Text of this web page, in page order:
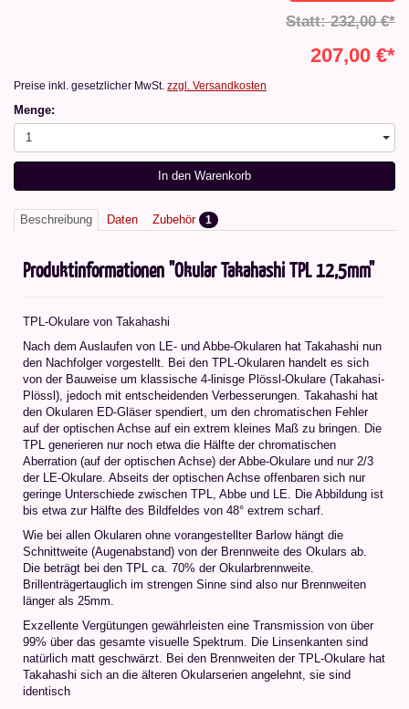
Statt: 232,00 €*
207,00 €*
Preise inkl. gesetzlicher MwSt. zzgl. Versandkosten
Menge:
1
In den Warenkorb
Beschreibung Daten Zubehör 1
Produktinformationen "Okular Takahashi TPL 12,5mm"
TPL-Okulare von Takahashi
Nach dem Auslaufen von LE- und Abbe-Okularen hat Takahashi nun
den Nachfolger vorgestellt. Bei den TPL-Okularen handelt es sich
von der Bauweise um klassische 4-linisge Plössl-Okulare (Takahasi-
Plössl), jedoch mit entscheidenden Verbesserungen. Takahashi hat
den Okularen ED-Gläser spendiert, um den chromatischen Fehler
auf der optischen Achse auf ein extrem kleines Maß zu bringen. Die
TPL generieren nur noch etwa die Hälfte der chromatischen
Aberration (auf der optischen Achse) der Abbe-Okulare und nur 2/3
der LE-Okulare. Abseits der optischen Achse offenbaren sich nur
geringe Unterschiede zwischen TPL, Abbe und LE. Die Abbildung ist
bis etwa zur Hälfte des Bildfeldes von 48° extrem scharf.
Wie bei allen Okularen ohne vorangestellter Barlow hängt die
Schnittweite (Augenabstand) von der Brennweite des Okulars ab.
Die beträgt bei den TPL ca. 70% der Okularbrennweite.
Brillenträgertauglich im strengen Sinne sind also nur Brennweiten
länger als 25mm.
Exzellente Vergütungen gewährleisten eine Transmission von über
99% über das gesamte visuelle Spektrum. Die Linsenkanten sind
natürlich matt geschwärzt. Bei den Brennweiten der TPL-Okulare hat
Takahashi sich an die älteren Okularserien angelehnt, sie sind
identisch